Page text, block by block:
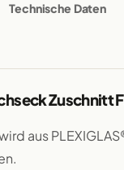
Technische Daten
Zuschnitt
aus